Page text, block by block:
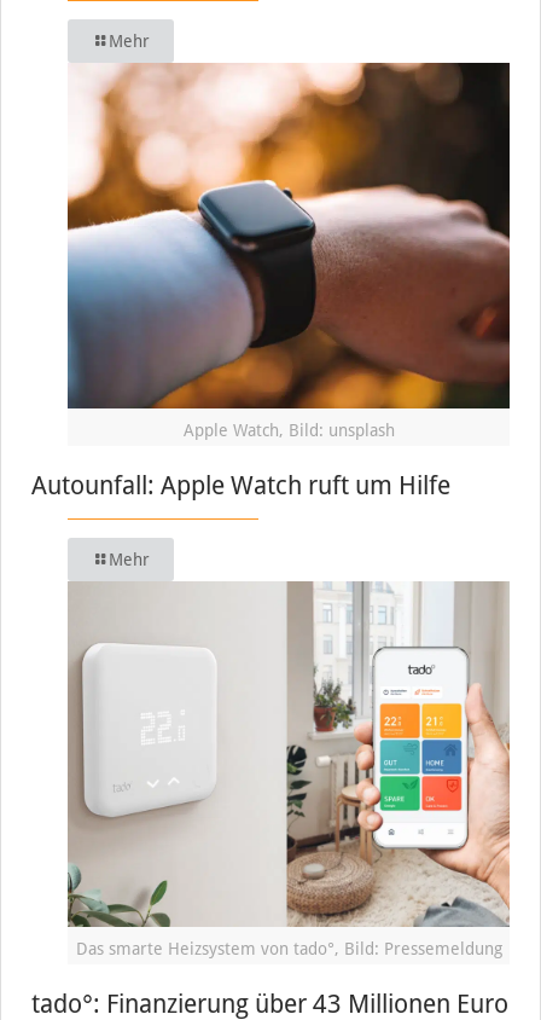
Mehr
Apple Watch, Bild: unsplash
Autounfall: Apple Watch ruft um Hilfe
Mehr
Das smarte Heizsystem von tado°, Bild: Pressemeldung
tado°: Finanzierung über 43 Millionen Euro